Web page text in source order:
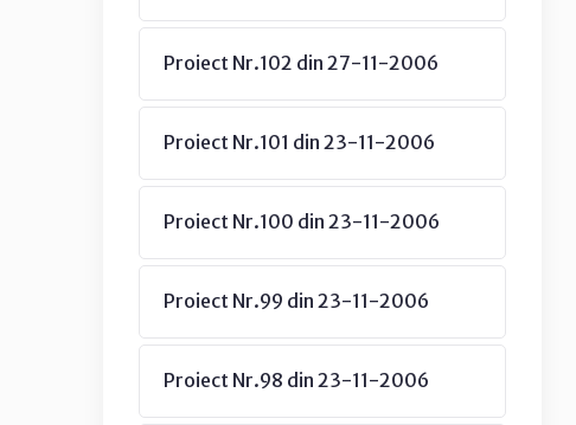
Proiect Nr.102 din 27-11-2006
Proiect Nr.101 din 23-11-2006
Proiect Nr.100 din 23-11-2006
Proiect Nr.99 din 23-11-2006
Proiect Nr.98 din 23-11-2006